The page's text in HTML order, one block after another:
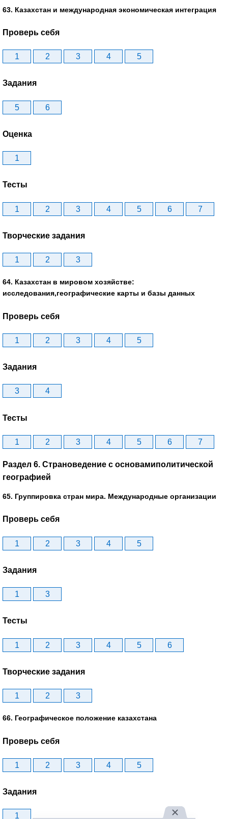
63. Казахстан и международная экономическая интеграция
Проверь себя
1 2 3 4 5
Задания
5 6
Оценка
1
Тесты
1 2 3 4 5 6 7
Творческие задания
1 2 3
64. Казахстан в мировом хозяйстве:
исследования,географические карты и базы данных
Проверь себя
1 2 3 4 5
Задания
3 4
Тесты
1 2 3 4 5 6 7
Раздел 6. Страноведение с основамиполитической
географией
65. Группировка стран мира. Международные организации
Проверь себя
1 2 3 4 5
Задания
1 3
Тесты
1 2 3 4 5 6
Творческие задания
1 2 3
66. Географическое положение казахстана
Проверь себя
1 2 3 4 5
Задания
1